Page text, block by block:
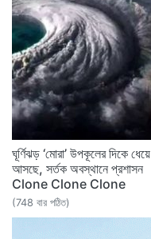
ঘূর্ণিঝড় ‘মোরা’ উপকূলের দিকে ধেয়ে
আসছে, সর্তক অবস্থানে প্রশাসন
Clone Clone Clone
(748 বার পঠিত)